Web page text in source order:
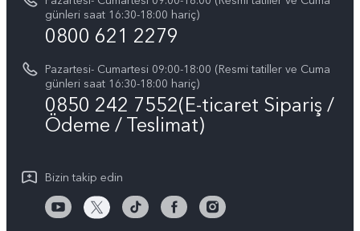
Başlangıç ve Kullanım ​​Kılavuzu
Garanti Politikamız
Müşteri Hizmetleri Gizlilik Beyanı
Hakkımızda
Sürdürülebilirlik
vivo Gizlilik Merkezi
günleri saat 16:30-18:00 hariç)
0800 621 2279
Pazartesi- Cumartesi 09:00-18:00 (Resmi tatiller ve Cuma
günleri saat 16:30-18:00 hariç)
0850 242 7552(E-ticaret Sipariş /
Ödeme / Teslimat)
Bizin takip edin